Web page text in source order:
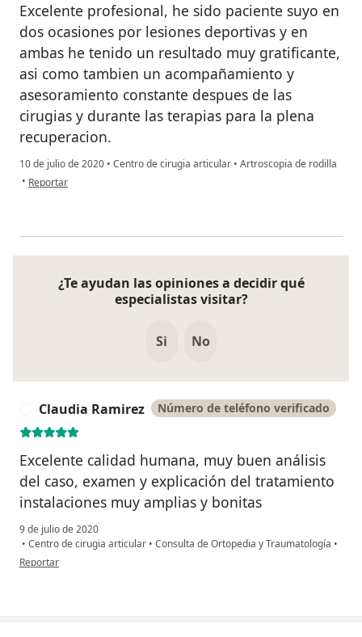
Excelente profesional, he sido paciente suyo en
dos ocasiones por lesiones deportivas y en
ambas he tenido un resultado muy gratificante,
asi como tambien un acompañamiento y
asesoramiento constante despues de las
cirugias y durante las terapias para la plena
recuperacion.
10 de julio de 2020 • Centro de cirugia articular • Artroscopia de rodilla
• en opinión del usuario Juan Correa Monroy
Reportar
¿Te ayudan las opiniones a decidir qué
especialistas visitar?
Si No
Claudia Ramirez Número de teléfono verificado
Excelente calidad humana, muy buen análisis
del caso, examen y explicación del tratamiento
instalaciones muy amplias y bonitas
9 de julio de 2020
• Centro de cirugia articular • Consulta de Ortopedia y Traumatología •
en opinión del usuario Claudia Ramirez
Reportar